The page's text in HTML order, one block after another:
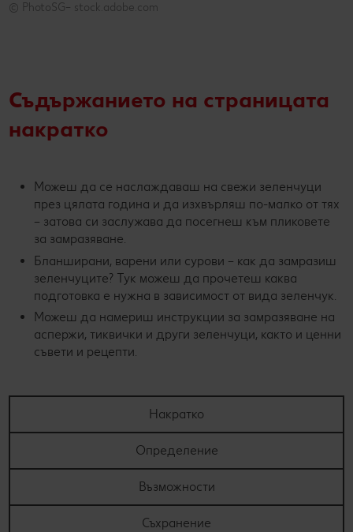
© PhotoSG– stock.adobe.com
Съдържанието на страницата
накратко
Можеш да се наслаждаваш на свежи зеленчуци
през цялата година и да изхвърляш по-малко от тях
– затова си заслужава да посегнеш към пликовете
за замразяване.
Бланширани, варени или сурови – как да замразиш
зеленчуците? Тук можеш да прочетеш каква
подготовка е нужна в зависимост от вида зеленчук.
Можеш да намериш инструкции за замразяване на
аспержи, тиквички и други зеленчуци, както и ценни
съвети и рецепти.
Накратко
Определение
Възможности
Съхранение